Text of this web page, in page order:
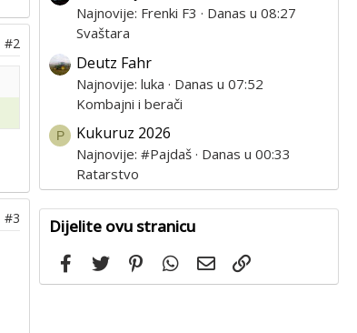
#2
#3
Najnovije: Frenki F3
Danas u 08:27
Svaštara
Deutz Fahr
Najnovije: luka
Danas u 07:52
Kombajni i berači
P Kukuruz 2026
Najnovije: #Pajdaš Danas u 00:33
Ratarstvo
Dijelite ovu stranicu
Facebook
Twitter PinterestWhatsApp
Email